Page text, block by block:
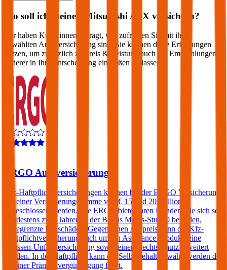
Wo soll ich meinen Mitsubishi ASX versichern?
Wir haben Kund:innen befragt, wie zufrieden Sie mit ihrer
gewählten Autoversicherung sind. Sie können diese Erfahrungen
nutzen, um zusätzlich zu Preis & Leistung auch die Empfehlungen
anderer in Ihre Entscheidung einfließen zu lassen:
ERGO Autoversicherung
Kfz-Haftpflichtversicherungen können bei der ERGO Versicherung
mit einer Versicherungssumme von € 15 und 20 Millionen
abgeschlossen werden. Die ERGO bietet ihren Kunden, die sich seit
mindestens zwei Jahren in der Bonus Malus-Stufe 0 befinden,
unbegrenzte Freischäden. Gegen einen Aufpreis kann die Kfz-
Haftpflichtversicherung auch um ein Assistance-Produkt, eine
Insassen-Unfallversicherung sowie einen Rechtsschutz erweitert
werden. In der Haftpflicht kann ein Selbstbehalt gewählt werden der
zu einer Prämienvergünstigung führt.